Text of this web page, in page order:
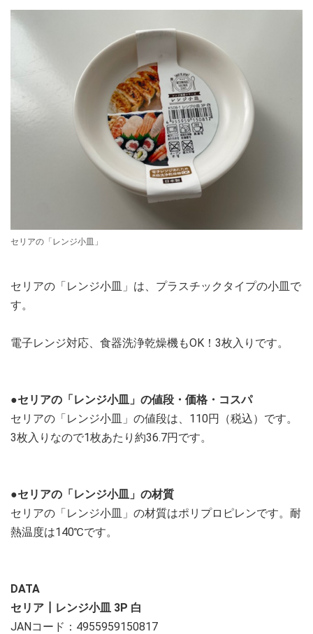
セリアの「レンジ小皿」
セリアの「レンジ小皿」は、プラスチックタイプの小皿で
す。
電子レンジ対応、食器洗浄乾燥機もOK！3枚入りです。
●セリアの「レンジ小皿」の値段・価格・コスパ
セリアの「レンジ小皿」の値段は、110円（税込）です。
3枚入りなので1枚あたり約36.7円です。
●セリアの「レンジ小皿」の材質
セリアの「レンジ小皿」の材質はポリプロピレンです。耐
熱温度は140℃です。
DATA
セリア┃レンジ小皿 3P 白
JANコード：4955959150817